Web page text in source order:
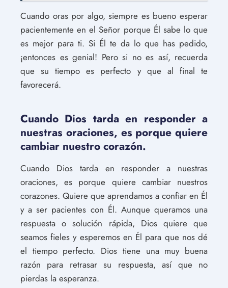
Cuando oras por algo, siempre es bueno esperar
pacientemente en el Señor porque Él sabe lo que
es mejor para ti. Si Él te da lo que has pedido,
¡entonces es genial! Pero si no es así, recuerda
que su tiempo es perfecto y que al final te
favorecerá.
Cuando Dios tarda en responder a
nuestras oraciones, es porque quiere
cambiar nuestro corazón.
Cuando Dios tarda en responder a nuestras
oraciones, es porque quiere cambiar nuestros
corazones. Quiere que aprendamos a confiar en Él
y a ser pacientes con Él. Aunque queramos una
respuesta o solución rápida, Dios quiere que
seamos fieles y esperemos en Él para que nos dé
el tiempo perfecto. Dios tiene una muy buena
razón para retrasar su respuesta, así que no
pierdas la esperanza.